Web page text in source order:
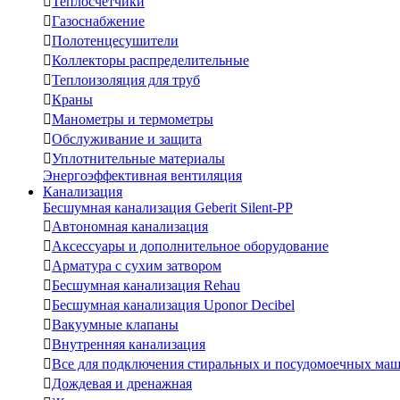
Газоснабжение
Полотенцесушители
Коллекторы распределительные
Теплоизоляция для труб
Краны
Манометры и термометры
Обслуживание и защита
Уплотнительные материалы
Энергоэффективная вентиляция
Канализация
Бесшумная канализация Geberit Silent-PP
Автономная канализация
Аксессуары и дополнительное оборудование
Арматура с сухим затвором
Бесшумная канализация Rehau
Бесшумная канализация Uponor Decibel
Вакуумные клапаны
Внутренняя канализация
Все для подключения стиральных и посудомоечных
Дождевая и дренажная